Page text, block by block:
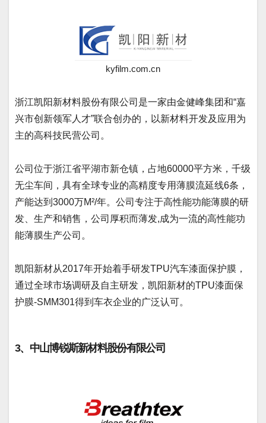
kyfilm.com.cn
浙江凯阳新材料股份有限公司是一家由金健峰集团和“嘉
兴市创新领军人才”联合创办的，以新材料开发及应用为
主的高科技民营公司。
公司位于浙江省平湖市新仓镇，占地60000平方米，千级
无尘车间，具有全球专业的高精度专用薄膜流延线6条，
产能达到3000万M²/年。公司专注于高性能功能薄膜的研
发、生产和销售，公司厚积而薄发,成为一流的高性能功
能薄膜生产公司。
凯阳新材从2017年开始着手研发TPU汽车漆面保护膜，
通过全球市场调研及自主研发，凯阳新材的TPU漆面保
护膜-SMM301得到车衣企业的广泛认可。
3、中山博锐斯新材料股份有限公司